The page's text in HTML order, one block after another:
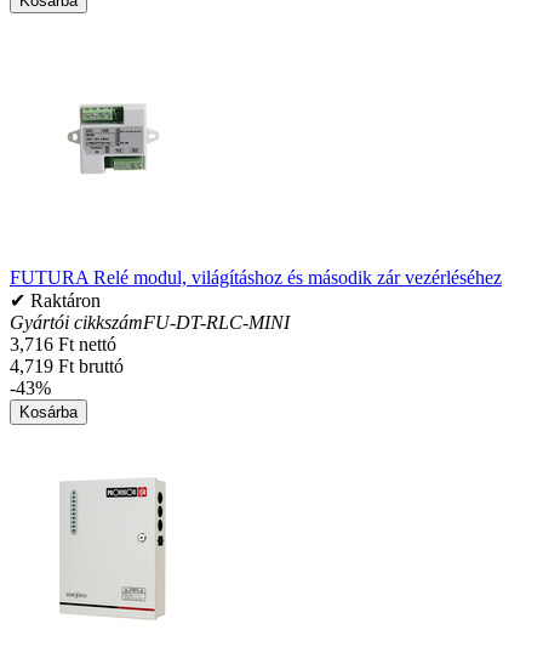
FUTURA Relé modul, világításhoz és második zár vezérléséhez
✔ Raktáron
Gyártói cikkszámFU-DT-RLC-MINI
3,716 Ft nettó
4,719 Ft bruttó
-43%
Kosárba